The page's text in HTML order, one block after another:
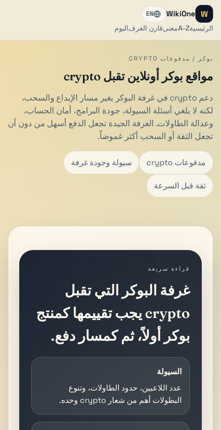
W
WikiOne
الرئيسيةA-Zمعنىقارن الغرفاليوم
EN
بوكر / مدفوعات CRYPTO
مواقع بوكر أونلاين تقبل crypto
دعم crypto في غرفة البوكر يغير مسار الإيداع والسحب،
لكنه لا يلغي أسئلة السيولة، جودة البرامج، أمان الحساب،
وعدالة الطاولات. الغرفة الجيدة تجعل الدفع أسهل من دون أن
تجعل الثقة أو السحب أكثر غموضاً.
مدفوعات crypto سيولة وجودة غرفة
ثقة قبل السرعة
قراءة سريعة
غرفة البوكر التي تقبل
crypto يجب تقييمها كمنتج
بوكر أولاً، ثم كمسار دفع.
السيولة
عدد اللاعبين، حدود الطاولات، وتنوع
البطولات أهم من شعار crypto وحده.